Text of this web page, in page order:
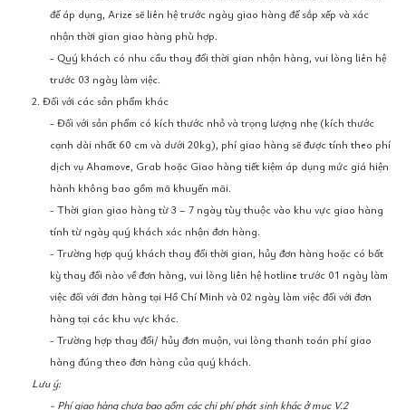
để áp dụng, Arize sẽ liên hệ trước ngày giao hàng để sắp xếp và xác
nhận thời gian giao hàng phù hợp.
- Quý khách có nhu cầu thay đổi thời gian nhận hàng, vui lòng liên hệ
trước 03 ngày làm việc.
2. Đối với các sản phẩm khác
- Đối với sản phẩm có kích thước nhỏ và trọng lượng nhẹ (kích thước
cạnh dài nhất 60 cm và dưới 20kg), phí giao hàng sẽ được tính theo phí
dịch vụ Ahamove, Grab hoặc Giao hàng tiết kiệm áp dụng mức giá hiện
hành không bao gồm mã khuyến mãi.
- Thời gian giao hàng từ 3 – 7 ngày tùy thuộc vào khu vực giao hàng
tính từ ngày quý khách xác nhận đơn hàng.
- Trường hợp quý khách thay đổi thời gian, hủy đơn hàng hoặc có bất
kỳ thay đổi nào về đơn hàng, vui lòng liên hệ hotline trước 01 ngày làm
việc đối với đơn hàng tại Hồ Chí Minh và 02 ngày làm việc đối với đơn
hàng tại các khu vực khác.
- Trường hợp thay đổi/ hủy đơn muộn, vui lòng thanh toán phí giao
hàng đúng theo đơn hàng của quý khách.
Lưu ý:
- Phí giao hàng chưa bao gồm các chi phí phát sinh khác ở mục V.2